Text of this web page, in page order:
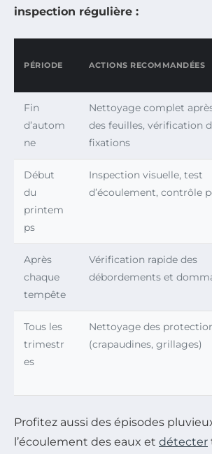
inspection régulière :
PÉRIODE ACTIONS RECOMMANDÉES
Fin
d’autom
ne
Nettoyage complet
des feuilles, vérification
fixations
Début
du
printem
ps
Inspection visuelle, test
d’écoulement, contrôle
Après
chaque
tempête
Vérification rapide des
débordements et
Tous les
trimestr
es
Nettoyage des
(crapaudines, grillages)
Profitez aussi des épisodes
l’écoulement des eaux et détecter